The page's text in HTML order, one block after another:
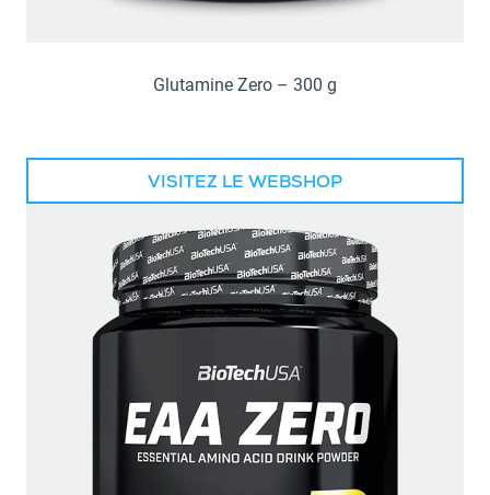
Glutamine Zero – 300 g
VISITEZ LE WEBSHOP